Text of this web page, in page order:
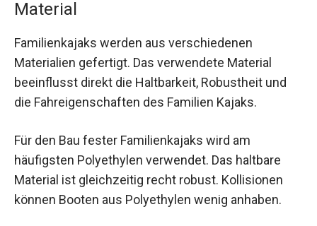
Material
Familienkajaks werden aus verschiedenen
Materialien gefertigt. Das verwendete Material
beeinflusst direkt die Haltbarkeit, Robustheit und
die Fahreigenschaften des Familien Kajaks.
Für den Bau fester Familienkajaks wird am
häufigsten Polyethylen verwendet. Das haltbare
Material ist gleichzeitig recht robust. Kollisionen
können Booten aus Polyethylen wenig anhaben.